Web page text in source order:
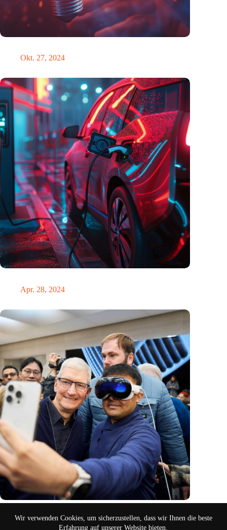
Wir verwenden Cookies, um sicherzustellen, dass wir Ihnen die beste
Erfahrung auf unserer Website bieten.
Okt. 27, 2024
Apr. 28, 2024
Neue Technologien – Mißbrauch ist programmiert
Feb. 11, 2024